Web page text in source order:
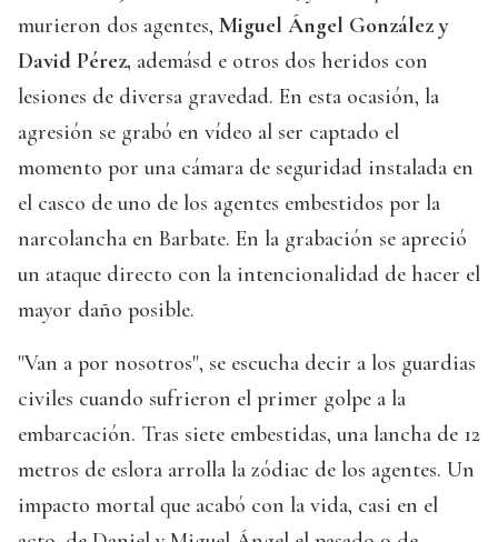
murieron dos agentes, Miguel Ángel González y
David Pérez, ademásd e otros dos heridos con
lesiones de diversa gravedad. En esta ocasión, la
agresión se grabó en vídeo al ser captado el
momento por una cámara de seguridad instalada en
el casco de uno de los agentes embestidos por la
narcolancha en Barbate. En la grabación se apreció
un ataque directo con la intencionalidad de hacer el
mayor daño posible.
"Van a por nosotros", se escucha decir a los guardias
civiles cuando sufrieron el primer golpe a la
embarcación. Tras siete embestidas, una lancha de 12
metros de eslora arrolla la zódiac de los agentes. Un
impacto mortal que acabó con la vida, casi en el